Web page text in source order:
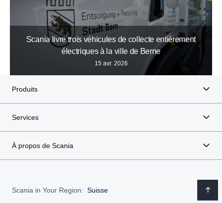
Scania livre trois véhicules de collecte entièrement
électriques à la ville de Berne
15 avr. 2026
Produits
Services
À propos de Scania
Scania in Your Region: Suisse